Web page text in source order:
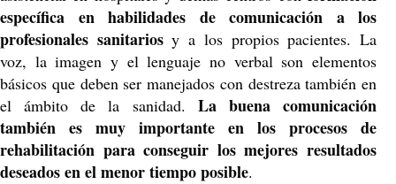
específica en habilidades de comunicación a los
profesionales sanitariosy a los propios pacientes. La
voz, la imagen y el lenguaje no verbal son elementos
básicos que deben ser manejados con destreza también en
el ámbito de la sanidad. La buena comunicación
también es muy importante en los procesos de
rehabilitación para conseguir los mejores resultados
deseados en el menor tiempo posible.